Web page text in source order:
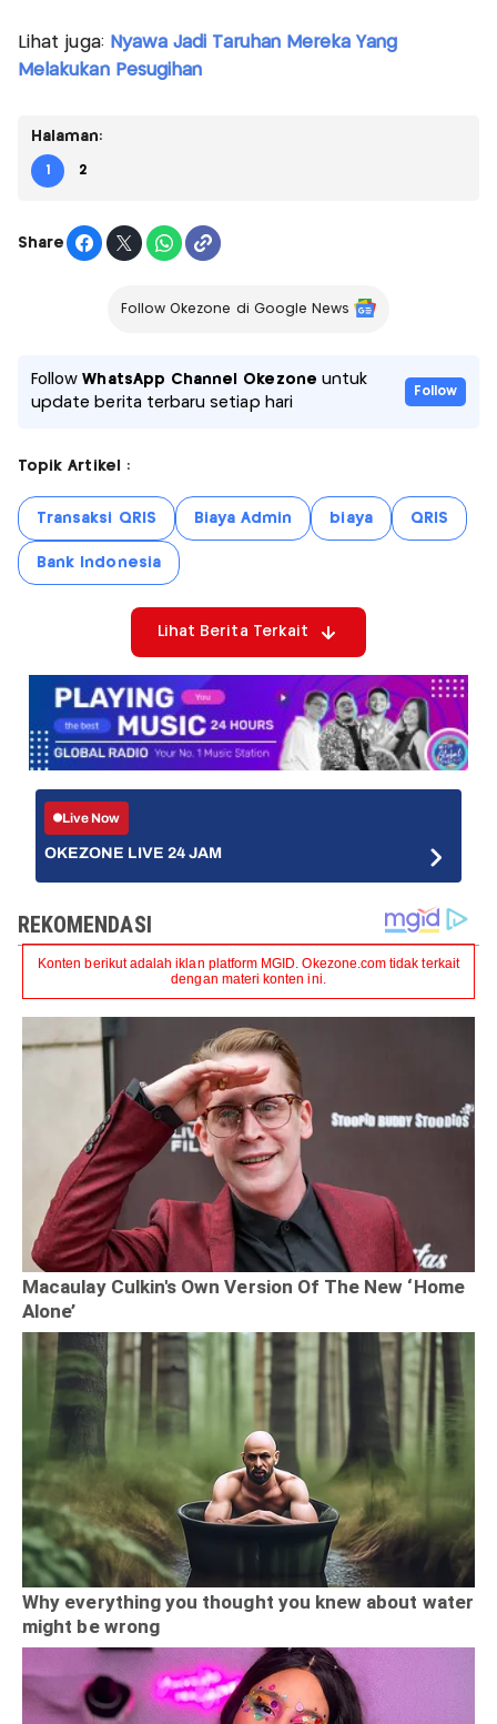
Lihat juga: Nyawa Jadi Taruhan Mereka Yang
Melakukan Pesugihan
Halaman:
1 2
Share
Follow Okezone di Google News
FollowWhatsApp Channel Okezone untuk
update berita terbaru setiap hari
Follow
Topik Artikel :
Transaksi QRIS Biaya Admin biaya QRIS
Bank Indonesia
Lihat Berita Terkait
Live Now
OKEZONE LIVE 24 JAM